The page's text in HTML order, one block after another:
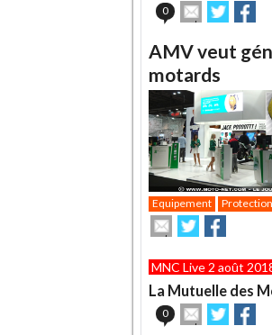
0
Envoyer
cet
à
un
ami
Partager
sur sur
AMV veut
motards
Equipement
Envoyer
cet
à
un
ami
Partager
sur
sur
MNC Live 2 août
La Mutuelle des
0
Envoyer
cet
Partager
sur sur